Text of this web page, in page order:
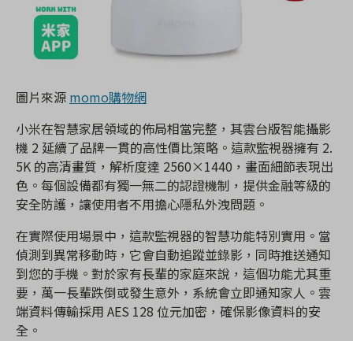
圖片來源 momo購物網
小米在智慧家居領域的佈局相當完整，其雲台版智能攝影
機 2 延續了品牌一貫的高性價比策略。這款監視器擁有 2.
5K 的高清畫質，解析度達 2560×1440，畫面細節表現出
色。每個設備都有獨一無二的認證機制，提供金融等級的
安全防護，讓使用者不用擔心隱私外洩問題。
在實際使用場景中，這款監視器的智慧功能特別實用。當
偵測到異常移動時，它會自動追蹤並錄影，同時推送通知
到您的手機。對於家有長輩的家庭來說，這個功能尤其重
要，萬一長輩跌倒或發生意外，系統會立即通知家人。雲
端資料傳輸採用 AES 128 位元加密，確保影像資料的安
全。